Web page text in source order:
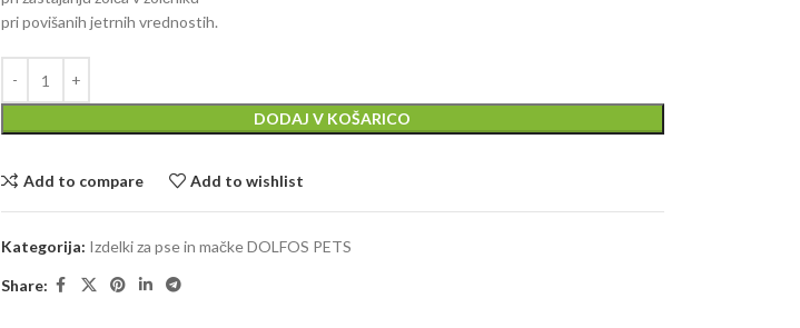
pri povišanih jetrnih vrednostih.
DODAJ V KOŠARICO
Add to compare Add to wishlist
Kategorija: Izdelki za pse in mačke DOLFOS PETS
Share: